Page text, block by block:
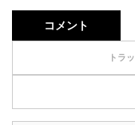
コメント
トラ